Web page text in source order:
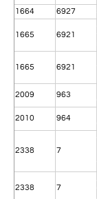
1664
6927
1665 6921
1665 6921
2009 963
2010 964
2338 7
2338 7